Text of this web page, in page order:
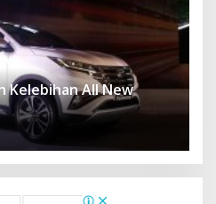
Kelebihan All New